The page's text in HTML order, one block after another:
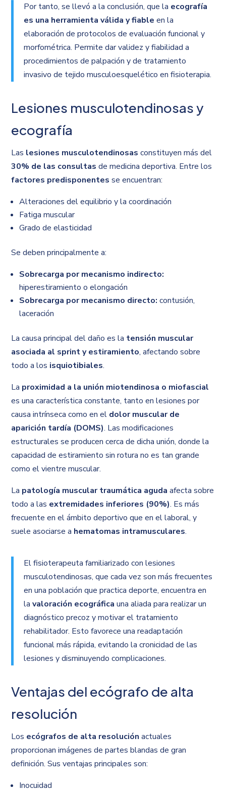
Por tanto, se llevó a la conclusión, que la ecografía
es una herramienta válida y fiable en la
elaboración de protocolos de evaluación funcional y
morfométrica. Permite dar validez y fiabilidad a
procedimientos de palpación y de tratamiento
invasivo de tejido musculoesquelético en fisioterapia.
Lesiones musculotendinosas y
ecografía
Las lesiones musculotendinosas constituyen más del
30% de las consultas de medicina deportiva. Entre los
factores predisponentes se encuentran:
Alteraciones del equilibrio y la coordinación
Fatiga muscular
Grado de elasticidad
Se deben principalmente a:
Sobrecarga por mecanismo indirecto:
hiperestiramiento o elongación
Sobrecarga por mecanismo directo: contusión,
laceración
La causa principal del daño es la tensión muscular
asociada al sprint y estiramiento, afectando sobre
todo a los isquiotibiales.
La proximidad a la unión miotendinosa o miofascial
es una característica constante, tanto en lesiones por
causa intrínseca como en el dolor muscular de
aparición tardía (DOMS). Las modificaciones
estructurales se producen cerca de dicha unión, donde la
capacidad de estiramiento sin rotura no es tan grande
como el vientre muscular.
La patología muscular traumática aguda afecta sobre
todo a las extremidades inferiores (90%). Es más
frecuente en el ámbito deportivo que en el laboral, y
suele asociarse a hematomas intramusculares.
El fisioterapeuta familiarizado con lesiones
musculotendinosas, que cada vez son más frecuentes
en una población que practica deporte, encuentra en
lavaloración ecográfica una aliada para realizar un
diagnóstico precoz y motivar el tratamiento
rehabilitador. Esto favorece una readaptación
funcional más rápida, evitando la cronicidad de las
lesiones y disminuyendo complicaciones.
Ventajas del ecógrafo de alta
resolución
Los ecógrafos de alta resolución actuales
proporcionan imágenes de partes blandas de gran
definición. Sus ventajas principales son:
Inocuidad